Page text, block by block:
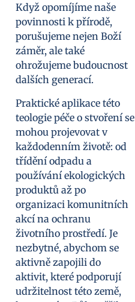
Když opomíjíme naše
povinnosti k přírodě,
porušujeme nejen Boží
záměr, ale také
ohrožujeme budoucnost
dalších generací.
Praktické aplikace této
teologie péče o stvoření se
mohou projevovat v
každodenním životě: od
třídění odpadu a
používání ekologických
produktů až po
organizaci komunitních
akcí na ochranu
životního prostředí. Je
nezbytné, abychom se
aktivně zapojili do
aktivit, které podporují
udržitelnost této země,